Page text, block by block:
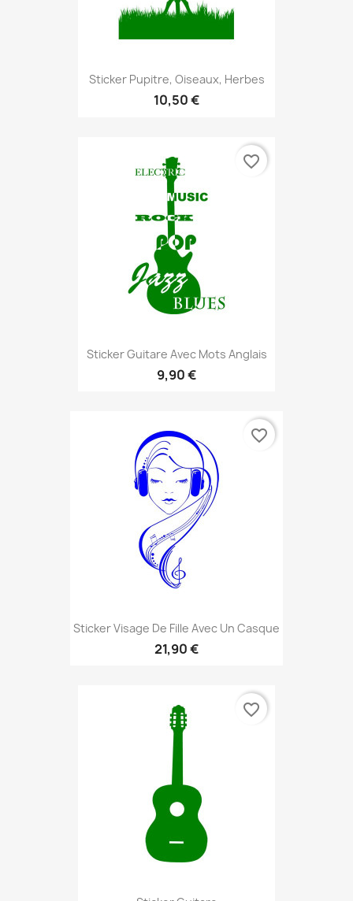
Sticker Pupitre, Oiseaux, Herbes
10,50 €
Sticker Guitare Avec Mots Anglais
9,90 €
favorite_border
Sticker Visage De Fille Avec Un Casque
21,90 €
favorite_border
favorite_border